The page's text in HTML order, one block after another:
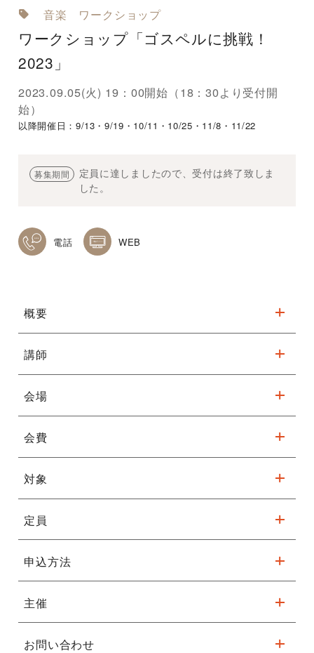
音楽 ワークショップ
ワークショップ「ゴスペルに挑戦！
2023」
2023.09.05(火) 19：00開始（18：30より受付開
始）
以降開催日：9/13・9/19・10/11・10/25・11/8・11/22
募集期間
定員に達しましたので、受付は終了致しま
した。
電話 WEB
概要
手をたたいたり、ステップを踏んだ
りしながら全身全霊で歌うゴスペル
フェイスゴスペルスクールの講師が発声法から丁寧に指導します
開催日： ①～⑦いずれも19時より約2時間のレッスン
（15分前より受付）（初回のみ18：30受付開始）
① 9月5日 （火）
③ 9月19日（水）
④ 10月11日（水）
⑥ 11月8日（水）
⑦ 11月22日（水）
※11月23日（木・祝）フェニーチェ堺クリスマスイベントにて成
講師
会場
フェニーチェ堺 小ホール
※駐車台数が限られてます。公共交通機関をご利用ください。
会費
①～⑦ ￥６,000（11/23イベント参加費含む）
※欠席された回の参加費は返金致しません。ご了承ください。
対象
高校生以上（未経験者・初心者向け）
定員
70名
申込方法
sacayメイト
ＷＥＢ
(要無料登録)
主催
フェニーチェ堺
お問い合わせ